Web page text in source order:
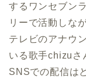
するワンセブン
リーで活動しな
テレビのアナウ
いる歌手chizuさ
SNSでの配信は